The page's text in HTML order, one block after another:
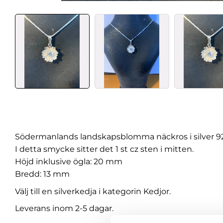
Södermanlands landskapsblomma näckros i silver
I detta smycke sitter det 1 st cz sten i mitten.
Höjd inklusive ögla: 20 mm
Bredd: 13 mm
Välj till en silverkedja i kategorin Kedjor.
Leverans inom 2-5 dagar.